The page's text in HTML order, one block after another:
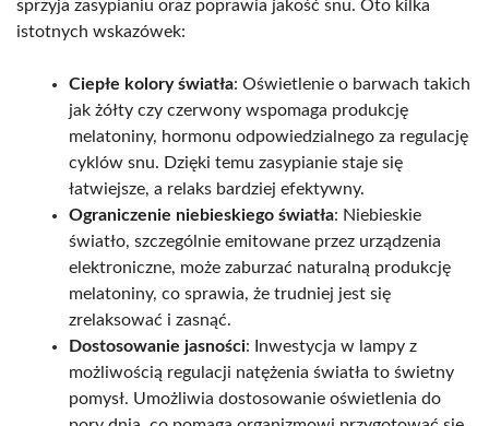
sprzyja zasypianiu oraz poprawia jakość snu. Oto kilka
istotnych wskazówek:
Ciepłe kolory światła: Oświetlenie o barwach takich
jak żółty czy czerwony wspomaga produkcję
melatoniny, hormonu odpowiedzialnego za regulację
cyklów snu. Dzięki temu zasypianie staje się
łatwiejsze, a relaks bardziej efektywny.
Ograniczenie niebieskiego światła: Niebieskie
światło, szczególnie emitowane przez urządzenia
elektroniczne, może zaburzać naturalną produkcję
melatoniny, co sprawia, że trudniej jest się
zrelaksować i zasnąć.
Dostosowanie jasności: Inwestycja w lampy z
możliwością regulacji natężenia światła to świetny
pomysł. Umożliwia dostosowanie oświetlenia do